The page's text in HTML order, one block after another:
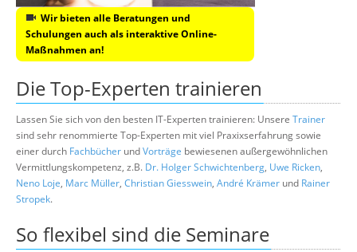
Wir bieten alle Beratungen und
Schulungen auch als interaktive Online-
Maßnahmen an!
Die Top-Experten trainieren
Lassen Sie sich von den besten IT-Experten trainieren: Unsere Trainer
sind sehr renommierte Top-Experten mit viel Praxixserfahrung sowie
einer durch Fachbücher undVorträge bewiesenen außergewöhnlichen
Vermittlungskompetenz, z.B. Dr. Holger Schwichtenberg, Uwe Ricken,
Neno Loje, Marc Müller, Christian Giesswein, André Krämer und Rainer
Stropek.
So flexibel sind die Seminare